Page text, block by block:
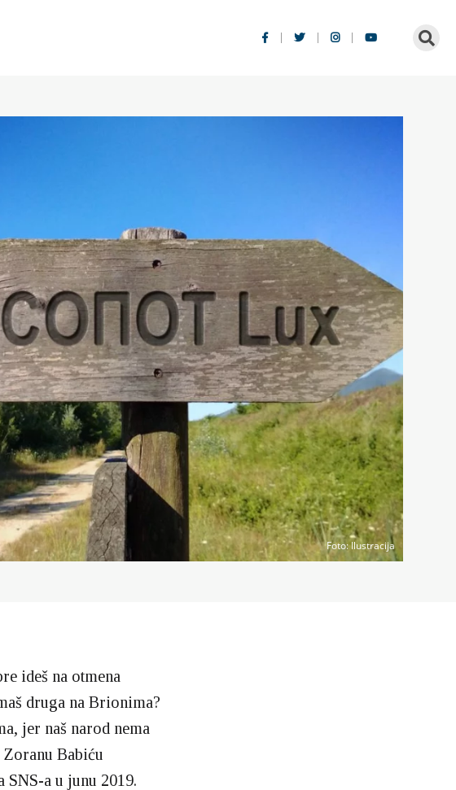
Foto: Ilustracija
ideš na otmena
druga na Brionima?
jer naš narod nema
Babiću
a u junu 2019.